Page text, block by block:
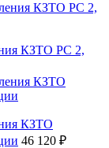
КЗТО РС 2,
КЗТО
46 120 ₽